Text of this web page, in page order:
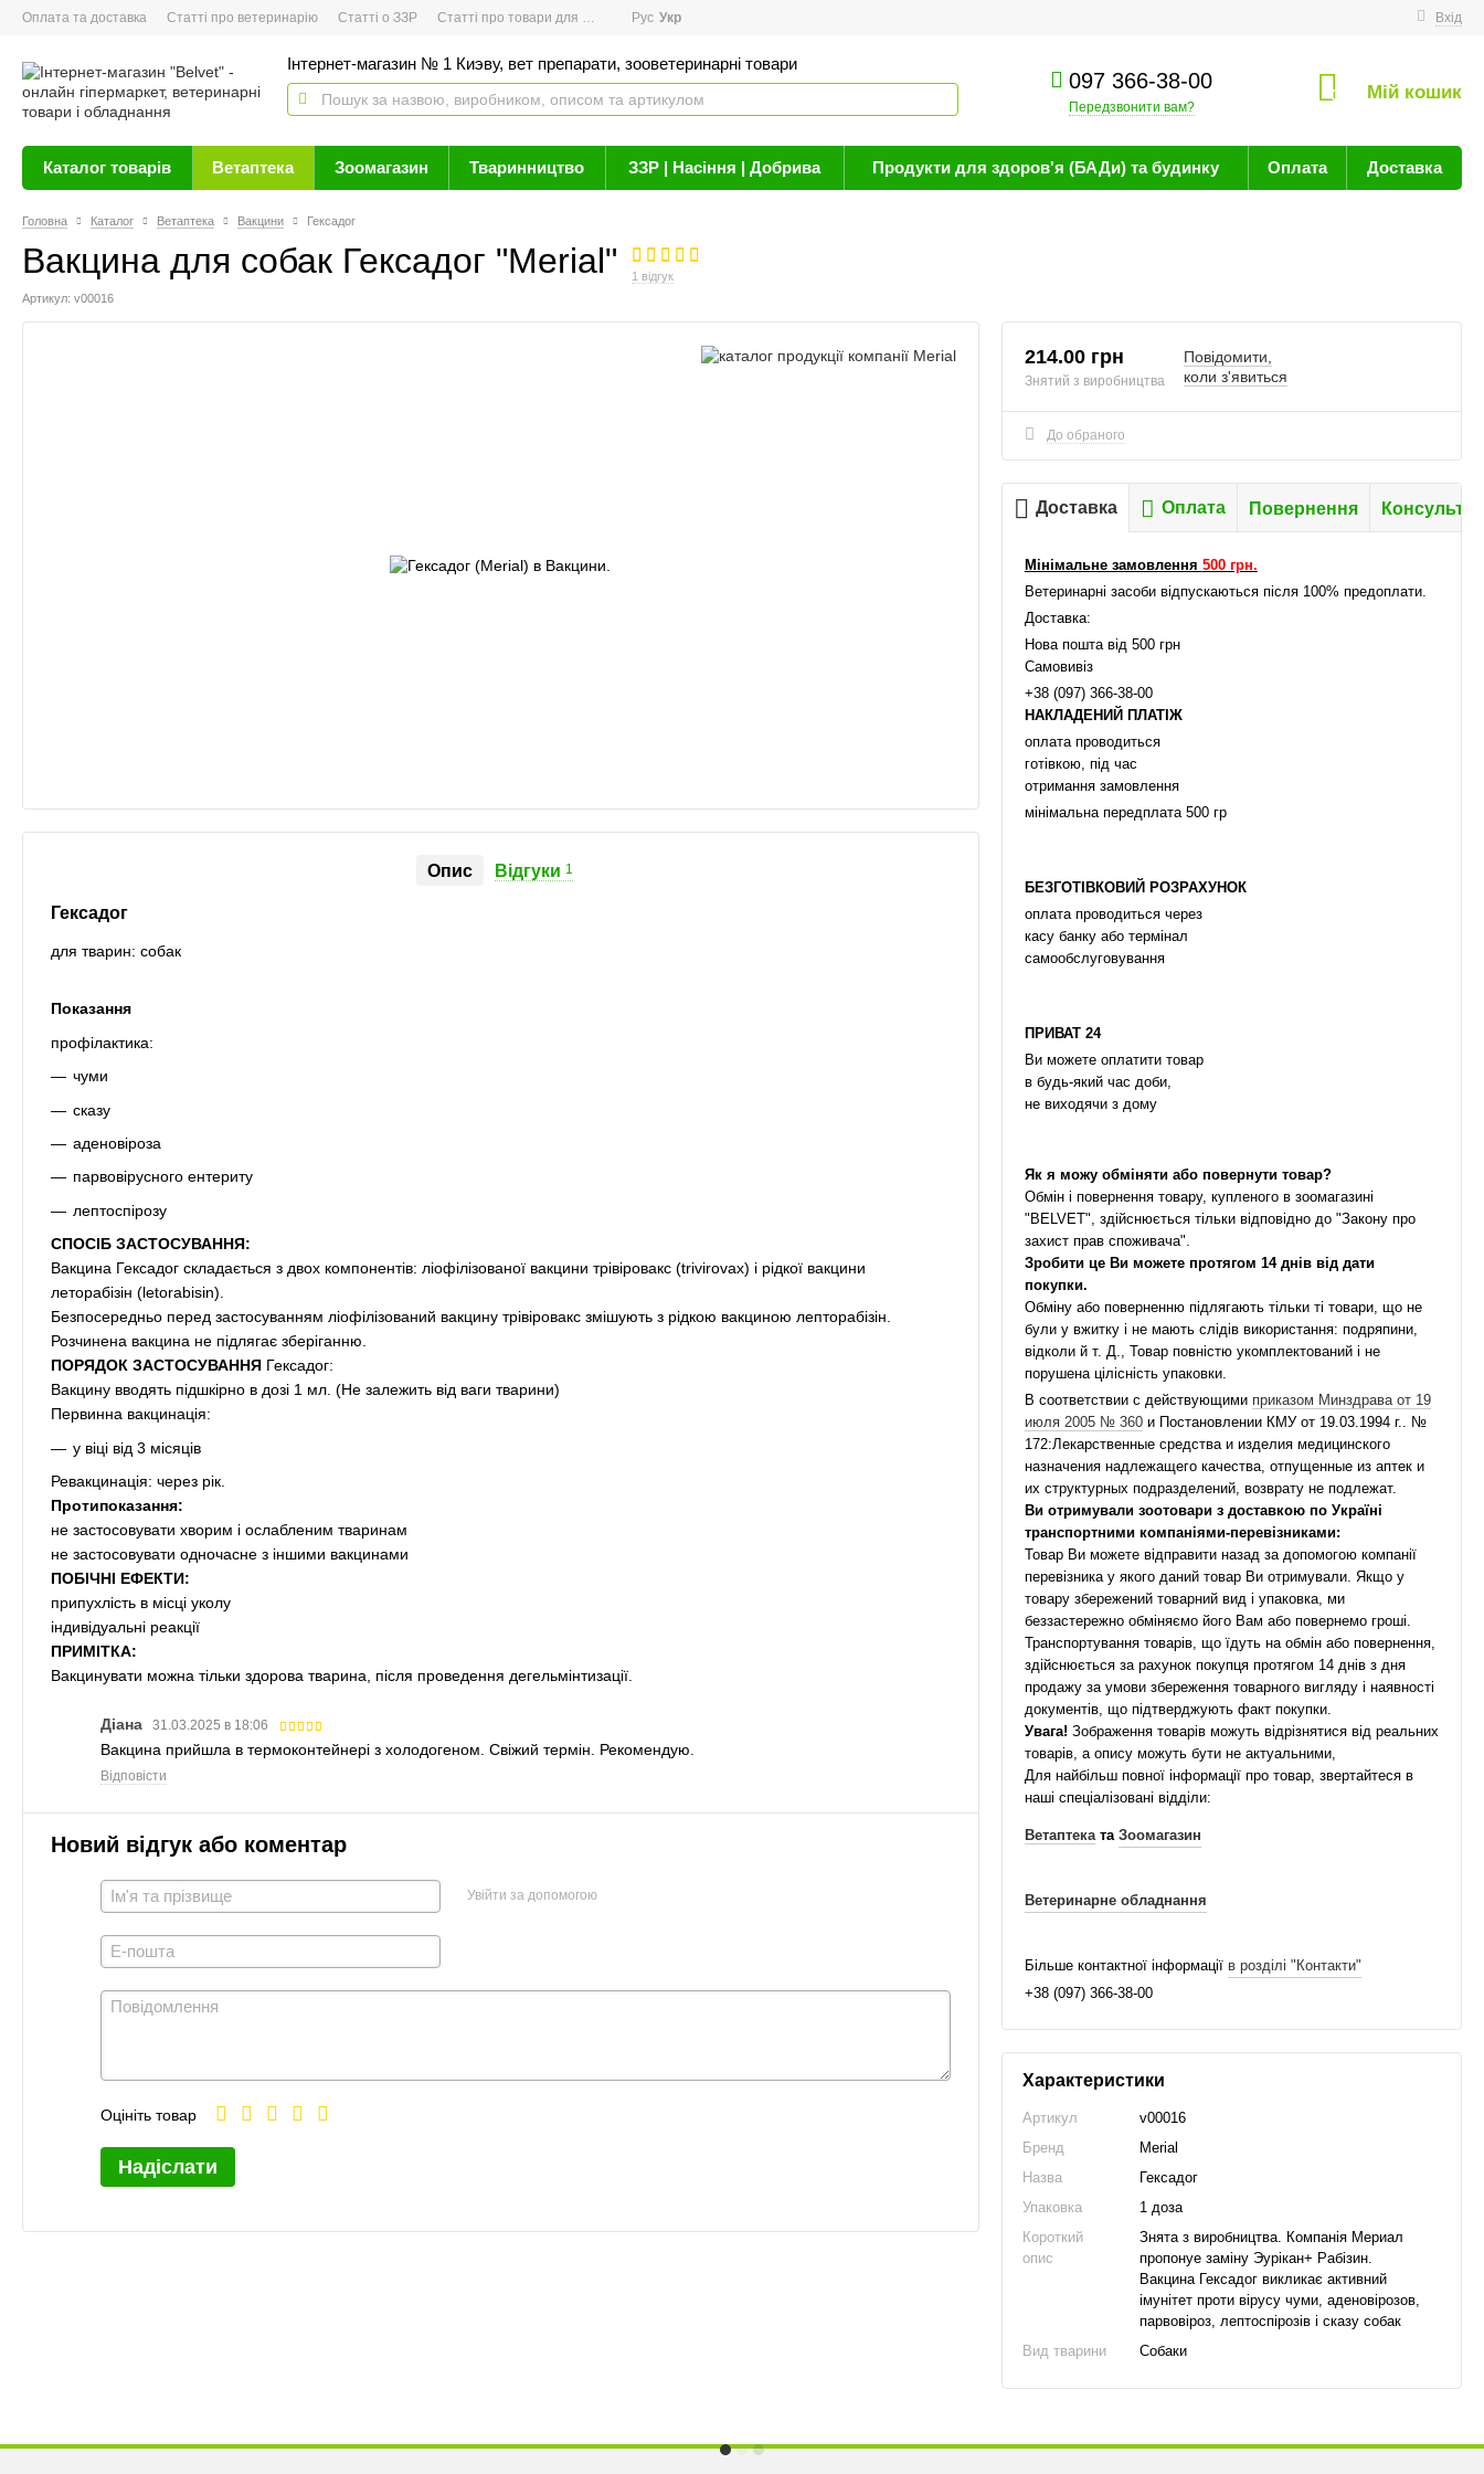
Оплата та доставка Статті про ветеринарію Статті о ЗЗР Статті про товари для здоров'я Новини Вхід
Рус Укр
Інтернет-магазин № 1 Киэву, вет препарати, зооветеринарні товари
097 366-38-00
Передзвонити вам?
0 Мій кошик
Каталог товарів Ветаптека Зоомагазин Тваринництво ЗЗР | Насіння | Добрива Продукти для здоров'я (БАДи) та будинку Оплата Доставка
Головна Каталог Ветаптека Вакцини Гексадог
Вакцина для собак Гексадог "Merial"
1 відгук
Артикул: v00016
Опис Відгуки 1
Гексадог
для тварин: собак
Показання
профілактика:
чуми
сказу
аденовіроза
парвовірусного ентериту
лептоспірозу
СПОСІБ ЗАСТОСУВАННЯ:
Вакцина Гексадог складається з двох компонентів: ліофілізованої вакцини трівіровакс (trivirovax) і рідкої вакцини
леторабізін (letorabisin).
Безпосередньо перед застосуванням ліофілізований вакцину трівіровакс змішують з рідкою вакциною лепторабізін.
Розчинена вакцина не підлягає зберіганню.
ПОРЯДОК ЗАСТОСУВАННЯ Гексадог:
Вакцину вводять підшкірно в дозі 1 мл. (Не залежить від ваги тварини)
Первинна вакцинація:
у віці від 3 місяців
Ревакцинація: через рік.
Протипоказання:
не застосовувати хворим і ослабленим тваринам
не застосовувати одночасне з іншими вакцинами
ПОБІЧНІ ЕФЕКТИ:
припухлість в місці уколу
індивідуальні реакції
ПРИМІТКА:
Вакцинувати можна тільки здорова тварина, після проведення дегельмінтизації.
Діана 31.03.2025 в 18:06
Вакцина прийшла в термоконтейнері з холодогеном. Свіжий термін. Рекомендую.
Відповісти
Новий відгук або коментар
Увійти за допомогою
Оцініть товар
Надіслати
214.00 грн
Знятий з виробництва
Повідомити,
коли з'явиться
До обраного
Доставка Оплата Повернення
Мінімальне замовлення 500 грн.
Ветеринарні засоби відпускаються після 100% предоплати.
Доставка:
Нова пошта від 500 грн
Самовивіз
+38 (097) 366-38-00
НАКЛАДЕНИЙ ПЛАТІЖ
оплата проводиться
готівкою, під час
отримання замовлення
мінімальна передплата 500 гр
БЕЗГОТІВКОВИЙ РОЗРАХУНОК
оплата проводиться через
касу банку або термінал
самообслуговування
ПРИВАТ 24
Ви можете оплатити товар
в будь-який час доби,
не виходячи з дому
Як я можу обміняти або повернути товар?
Обмін і повернення товару, купленого в зоомагазині
"BELVET", здійснюється тільки відповідно до "Закону про
захист прав споживача".
Зробити це Ви можете протягом 14 днів від дати
покупки.
Обміну або поверненню підлягають тільки ті товари, що не
були у вжитку і не мають слідів використання: подряпини,
відколи й т. Д., Товар повністю укомплектований і не
порушена цілісність упаковки.
В соответствии с действующими приказом Минздрава от 19
июля 2005 № 360и Постановлении КМУ от 19.03.1994 г.. №
172:Лекарственные средства и изделия медицинского
назначения надлежащего качества, отпущенные из аптек и
их структурных подразделений, возврату не подлежат.
Ви отримували зоотовари з доставкою по Україні
транспортними компаніями-перевізниками:
Товар Ви можете відправити назад за допомогою компанії
перевізника у якого даний товар Ви отримували. Якщо у
товару збережений товарний вид і упаковка, ми
беззастережно обміняємо його Вам або повернемо гроші.
Транспортування товарів, що їдуть на обмін або повернення,
здійснюється за рахунок покупця протягом 14 днів з дня
продажу за умови збереження товарного вигляду і наявності
документів, що підтверджують факт покупки.
Увага! Зображення товарів можуть відрізнятися від реальних
товарів, а опису можуть бути не актуальними,
Для найбільш повної інформації про товар, звертайтеся в
наші спеціалізовані відділи:
Ветаптеката Зоомагазин
Ветеринарне обладнання
Більше контактної інформації в розділі "Контакти"
+38 (097) 366-38-00
Характеристики
Артикул
v00016
Бренд
Merial
Назва
Гексадог
Упаковка
1 доза
Короткий
опис
Знята з виробництва. Компанія Мериал
пропонуе заміну Эурікан+ Рабізин.
Вакцина Гексадог викликає активний
імунітет проти вірусу чуми, аденовірозов,
парвовіроз, лептоспірозів і сказу собак
Вид тварини
Собаки